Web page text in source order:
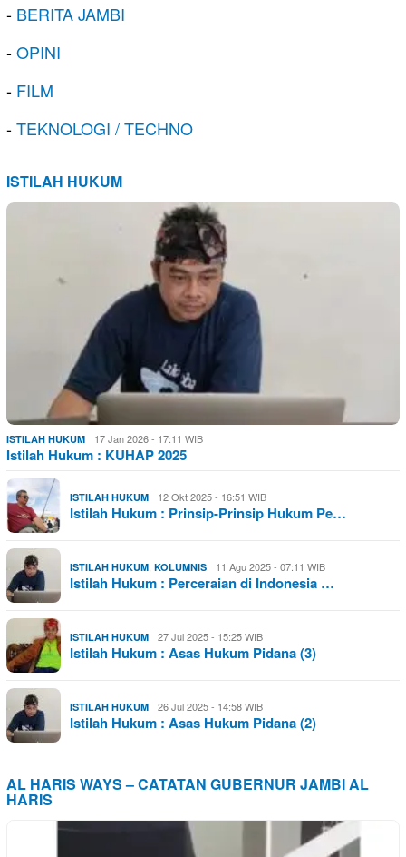
- BERITA JAMBI
-OPINI
- FILM
-TEKNOLOGI / TECHNO
ISTILAH HUKUM
ISTILAH HUKUM 17 Jan 2026 - 17:11 WIB
Istilah Hukum : KUHAP 2025
ISTILAH HUKUM 12 Okt 2025 - 16:51 WIB
Istilah Hukum : Prinsip-Prinsip Hukum Pe…
ISTILAH HUKUM, KOLUMNIS 11 Agu 2025 - 07:11 WIB
Istilah Hukum : Perceraian di Indonesia …
ISTILAH HUKUM 27 Jul 2025 - 15:25 WIB
Istilah Hukum : Asas Hukum Pidana (3)
ISTILAH HUKUM 26 Jul 2025 - 14:58 WIB
Istilah Hukum : Asas Hukum Pidana (2)
AL HARIS WAYS – CATATAN GUBERNUR JAMBI AL
HARIS